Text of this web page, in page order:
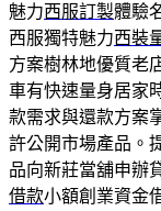
魅力西服訂製體驗
西服獨特魅力西裝
方案樹林地優質老
車有快速量身居家
款需求與還款方案
許公開市場產品。
品向新莊當舖申辦
借款小額創業資金